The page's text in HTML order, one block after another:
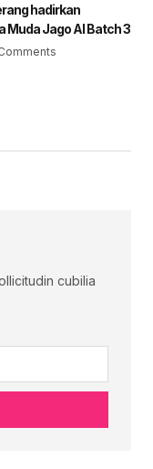
hadirkan
Muda Jago AI Batch 3
cubilia